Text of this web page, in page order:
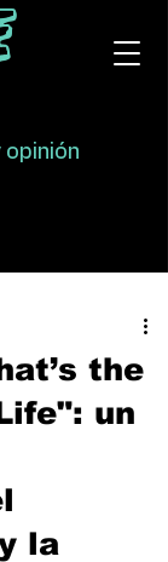
opinión
the
un
la